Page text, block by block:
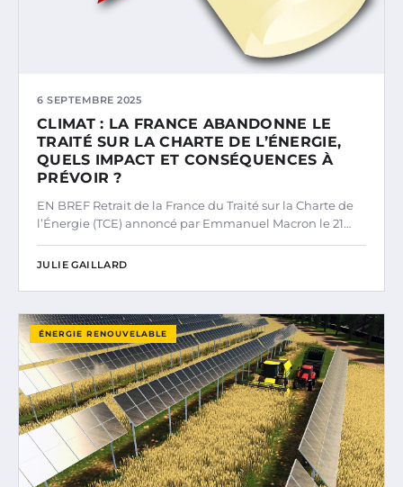
6 SEPTEMBRE 2025
CLIMAT : LA FRANCE ABANDONNE LE
TRAITÉ SUR LA CHARTE DE L’ÉNERGIE,
QUELS IMPACT ET CONSÉQUENCES À
PRÉVOIR ?
EN BREF Retrait de la France du Traité sur la Charte de
l’Énergie (TCE) annoncé par Emmanuel Macron le 21…
JULIE GAILLARD
ÉNERGIE RENOUVELABLE